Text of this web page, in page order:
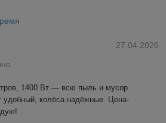
27.04.2026
1400 Вт — всю пыль и мусор
удобный, колёса надёжные. Цена-